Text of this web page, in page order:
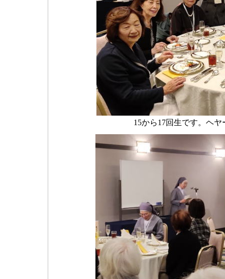
15から17回生です。ヘ